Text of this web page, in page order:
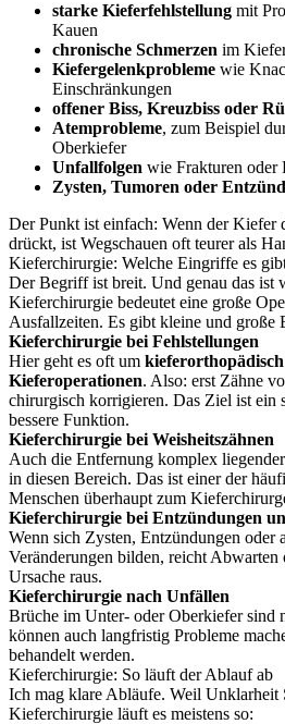
starke Kieferfehlstellung mit
Kauen
chronische Schmerzen im
Kiefergelenkprobleme wie
Einschränkungen
offener Biss, Kreuzbiss oder
Atemprobleme, zum Beispiel
Oberkiefer
Unfallfolgen wie Frakturen oder
Zysten, Tumoren oder
Der Punkt ist einfach: Wenn der Kiefer
drückt, ist Wegschauen oft teurer als
Kieferchirurgie: Welche Eingriffe es
Der Begriff ist breit. Und genau das ist
Kieferchirurgie bedeutet eine große
Ausfallzeiten. Es gibt kleine und große
Kieferchirurgie bei Fehlstellungen
Hier geht es oft um kieferorthopädisch
Kieferoperationen. Also: erst Zähne
chirurgisch korrigieren. Das Ziel ist ein
bessere Funktion.
Kieferchirurgie bei Weisheitszähnen
Auch die Entfernung komplex
in diesen Bereich. Das ist einer der
Menschen überhaupt zum
Kieferchirurgie bei Entzündungen
Wenn sich Zysten, Entzündungen oder
Veränderungen bilden, reicht
Ursache raus.
Kieferchirurgie nach Unfällen
Brüche im Unter- oder Oberkiefer sind
können auch langfristig Probleme
behandelt werden.
Kieferchirurgie: So läuft der Ablauf ab
Ich mag klare Abläufe. Weil Unklarheit
Kieferchirurgie läuft es meistens so: